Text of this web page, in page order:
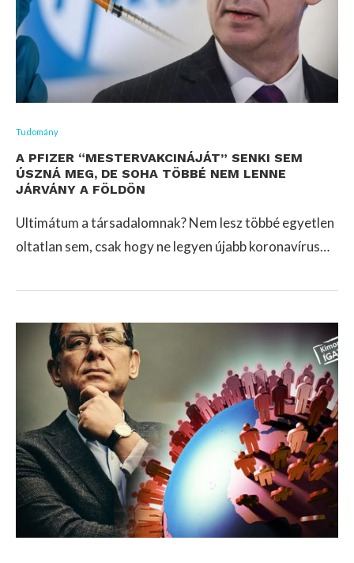
Tudomány
A PFIZER “MESTERVAKCINÁJÁT” SENKI SEM
ÚSZNÁ MEG, DE SOHA TÖBBÉ NEM LENNE
JÁRVÁNY A FÖLDÖN
Ultimátum a társadalomnak? Nem lesz többé egyetlen
oltatlan sem, csak hogy ne legyen újabb koronavírus…